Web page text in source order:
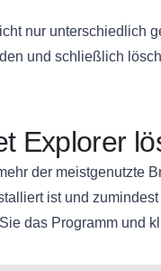
nur unterschiedlich
und schließlich
Explorer
der meistgenutzte
ist und
das Programm und